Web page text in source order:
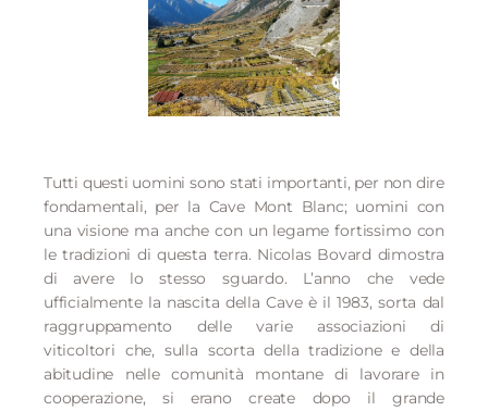
Tutti questi uomini sono stati importanti, per non dire
fondamentali, per la Cave Mont Blanc; uomini con
una visione ma anche con un legame fortissimo con
le tradizioni di questa terra. Nicolas Bovard dimostra
di avere lo stesso sguardo. L’anno che vede
ufficialmente la nascita della Cave è il 1983, sorta dal
raggruppamento delle varie associazioni di
viticoltori che, sulla scorta della tradizione e della
abitudine nelle comunità montane di lavorare in
cooperazione, si erano create dopo il grande